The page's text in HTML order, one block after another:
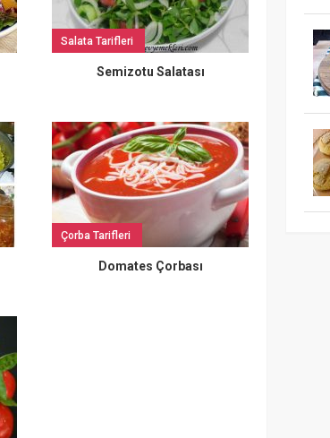
Salata Tarifleri
Semizotu Salatası
Çorba Tarifleri
Domates Çorbası